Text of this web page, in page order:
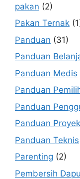
pakan (2)
Pakan Ternak
Panduan (31)
Panduan
Panduan Medis
Panduan
Panduan
Panduan Proyek
Panduan Teknis
Parenting (2)
Pembersih